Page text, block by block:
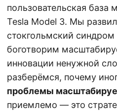
пользовательская база
Tesla Model 3. Мы
стокгольмский
боготворим
инновации ненужной
разберёмся, почему
проблемы
приемлемо — это